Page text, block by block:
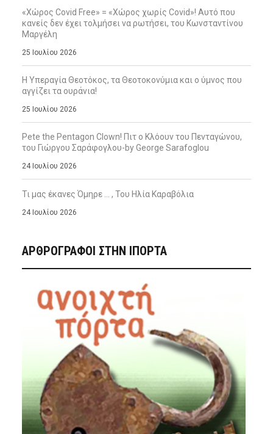
«Χώρος Covid Free» = «Χώρος χωρίς Covid»! Αυτό που
κανείς δεν έχει τολμήσει να ρωτήσει, του Κωνσταντίνου
Μαργέλη
25 Ιουλίου 2026
Η Υπεραγία Θεοτόκος, τα Θεοτοκονύμια και ο ύμνος που
αγγίζει τα ουράνια!
25 Ιουλίου 2026
Pete the Pentagon Clown! Πιτ ο Κλόουν του Πενταγώνου,
του Γιώργου Σαράφογλου-by George Sarafoglou
24 Ιουλίου 2026
Τι μας έκανες Όμηρε … , Του Ηλία Καραβόλια
24 Ιουλίου 2026
ΑΡΘΡΟΓΡΑΦΟΙ ΣΤΗΝ IΠΟΡΤΑ